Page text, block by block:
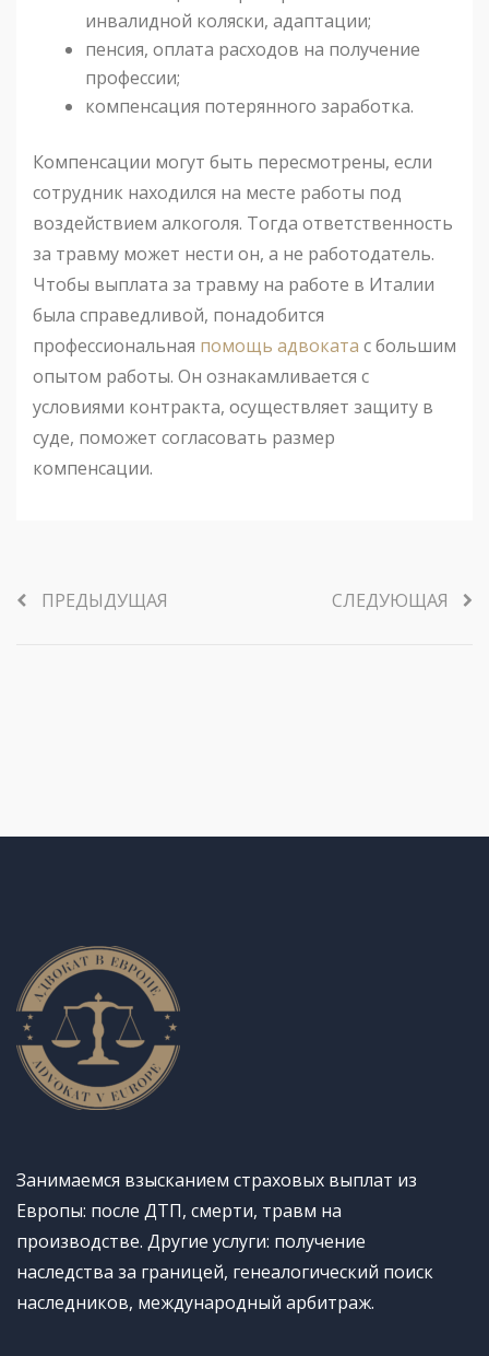
инвалидной коляски, адаптации;
пенсия, оплата расходов на получение
профессии;
компенсация потерянного заработка.
Компенсации могут быть пересмотрены, если
сотрудник находился на месте работы под
воздействием алкоголя. Тогда ответственность
за травму может нести он, а не работодатель.
Чтобы выплата за травму на работе в Италии
была справедливой, понадобится
профессиональная помощь адвоката с большим
опытом работы. Он ознакамливается с
условиями контракта, осуществляет защиту в
суде, поможет согласовать размер
компенсации.
ПРЕДЫДУЩАЯ СЛЕДУЮЩАЯ
Занимаемся взысканием страховых выплат из
Европы: после ДТП, смерти, травм на
производстве. Другие услуги: получение
наследства за границей, генеалогический поиск
наследников, международный арбитраж.